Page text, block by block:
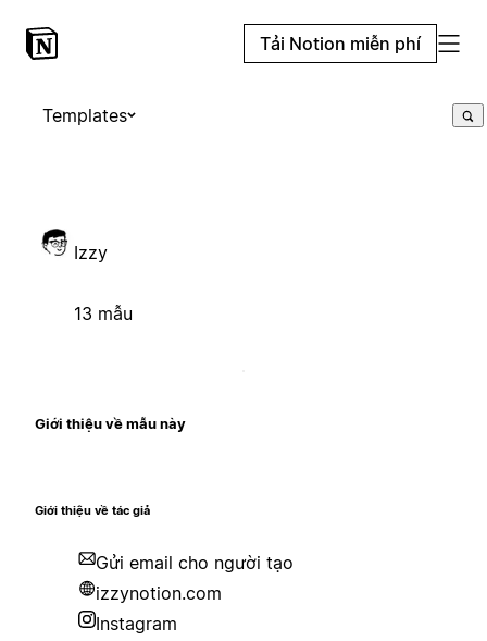
Tải Notion miễn phí
Templates
Izzy
13 mẫu
Giới thiệu về mẫu này
Giới thiệu về tác giả
Gửi email cho người tạo
izzynotion.com
Instagram